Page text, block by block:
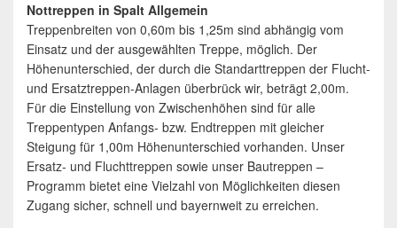
Nottreppen in Spalt Allgemein
Treppenbreiten von 0,60m bis 1,25m sind abhängig vom
Einsatz und der ausgewählten Treppe, möglich. Der
Höhenunterschied, der durch die Standarttreppen der Flucht-
und Ersatztreppen-Anlagen überbrück wir, beträgt 2,00m.
Für die Einstellung von Zwischenhöhen sind für alle
Treppentypen Anfangs- bzw. Endtreppen mit gleicher
Steigung für 1,00m Höhenunterschied vorhanden. Unser
Ersatz- und Fluchttreppen sowie unser Bautreppen –
Programm bietet eine Vielzahl von Möglichkeiten diesen
Zugang sicher, schnell und bayernweit zu erreichen.